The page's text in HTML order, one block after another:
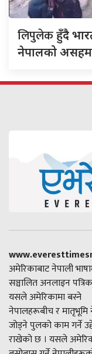
लिपुलेकहुँदै
नेपालको
अमेरिकाबाट नेपाली
सञ्चालित अनलाइन
यसले अमेरिकामा बस्ने
नेपालहरूबीच र
जोड्ने पुलको काम गर्ने
राखेको छ । यसले